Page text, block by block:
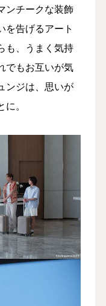
ンチークな装飾
を告げるアート
も、うまく気持
でもお互いが気
ンジは、思いが
。